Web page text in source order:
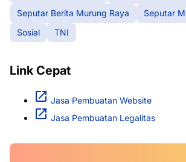
Seputar Berita Murung Raya
Seputar
Sosial
TNI
Link Cepat
Jasa Pembuatan Website
Jasa Pembuatan Legalitas